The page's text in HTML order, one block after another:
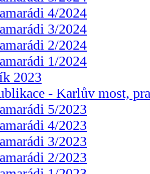
4/2024
3/2024
2/2024
1/2024
2023
- Karlův most,
5/2023
4/2023
3/2023
2/2023